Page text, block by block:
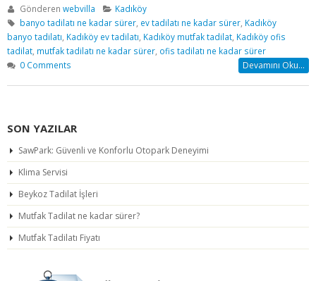
Gönderen webvilla
Kadıköy
banyo tadilatı ne kadar sürer, ev tadilatı ne kadar sürer, Kadıköy
banyo tadilatı, Kadıköy ev tadilatı, Kadıköy mutfak tadilat, Kadıköy ofis
tadilat, mutfak tadilatı ne kadar sürer, ofis tadilatı ne kadar sürer
0 Comments
Devamını Oku...
SON YAZILAR
SawPark: Güvenli ve Konforlu Otopark Deneyimi
Klima Servisi
Beykoz Tadilat İşleri
Mutfak Tadilat ne kadar sürer?
Mutfak Tadilatı Fiyatı